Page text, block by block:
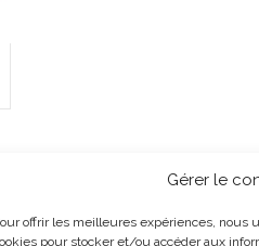
Gérer le
offrir les meilleures expériences, nous
pour stocker et/ou accéder aux